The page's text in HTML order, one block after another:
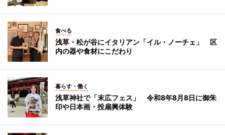
食べる
浅草・松が谷にイタリアン「イル・ノーチェ」 区
内の器や食材にこだわり
暮らす・働く
浅草神社で「末広フェス」 令和8年8月8日に御朱
印や日本画・投扇興体験